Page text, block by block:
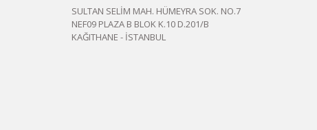
SULTAN SELİM MAH. HÜMEYRA SOK. NO.7
NEF09 PLAZA B BLOK K.10 D.201/B
KAĞITHANE - İSTANBUL